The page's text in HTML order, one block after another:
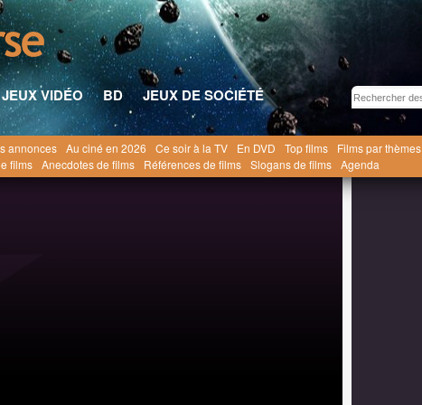
JEUX VIDÉO BD
JEUX DE SOCIÉTÉ
annonces Au ciné en 2026 Ce soir à la TV En DVD Top films Films par thèmes
films Anecdotes de films Références de films Slogans de films Agenda
La Cabane dans les bois Jonathan C.